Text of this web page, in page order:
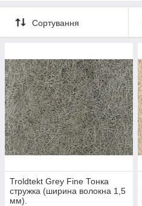
якому приміщенні.
Сортування
Troldtekt Grey Fine Тонка
стружка (ширина волокна 1,5
мм).